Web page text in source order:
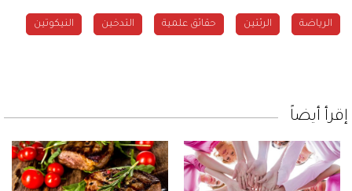
الرياضة الرئتين حقائق علمية التدخين النيكوتين
إقرأ أيضاً